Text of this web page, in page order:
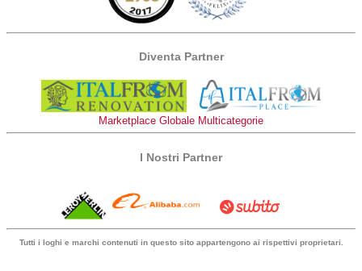
Diventa Partner
Marketplace Globale Multicategorie
I Nostri Partner
Tutti i loghi e marchi contenuti in questo sito appartengono ai rispettivi proprietari.